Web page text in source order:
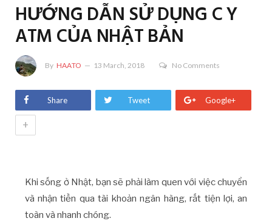
HƯỚNG DẪN SỬ DỤNG C Y
ATM CỦA NHẬT BẢN
By HAATO 13 March, 2018 No Comments
Share Tweet Google+
+
Khi sống ở Nhật, bạn sẽ phải làm quen với việc chuyển
và nhận tiền qua tài khoản ngân hàng, rất tiện lợi, an
toàn và nhanh chóng.